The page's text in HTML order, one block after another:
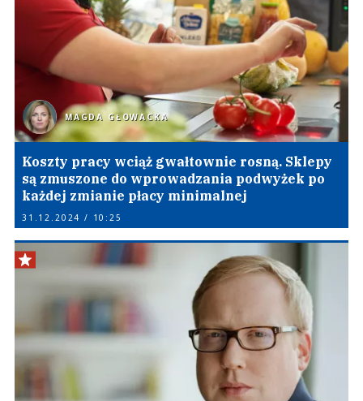
MAGDA GŁOWACKA
Koszty pracy wciąż gwałtownie rosną. Sklepy
są zmuszone do wprowadzania podwyżek po
każdej zmianie płacy minimalnej
31.12.2024 / 10:25